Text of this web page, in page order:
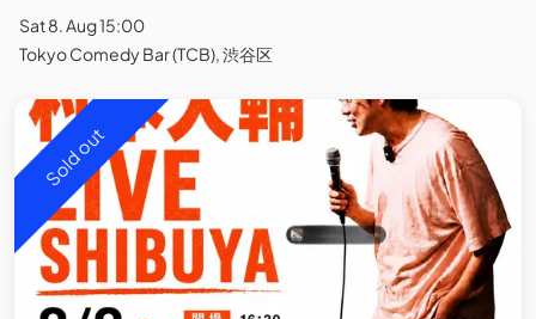
Sat 8. Aug 15:00
Tokyo Comedy Bar (TCB), 渋谷区
Sold out